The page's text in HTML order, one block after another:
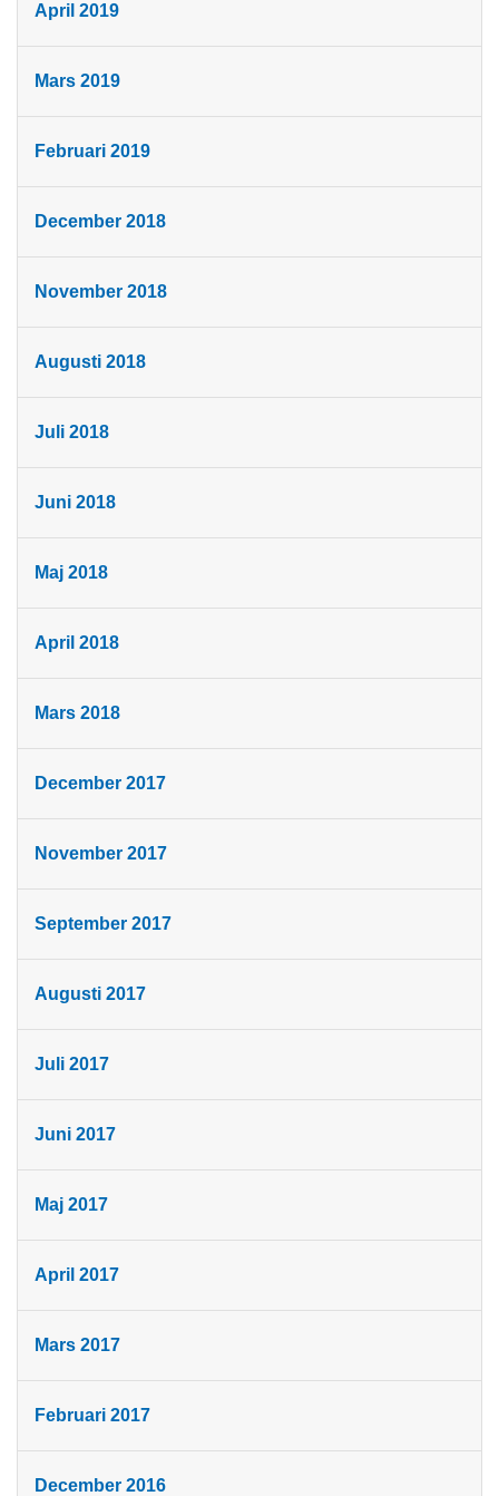
April 2019
Mars 2019
Februari 2019
December 2018
November 2018
Augusti 2018
Juli 2018
Juni 2018
Maj 2018
April 2018
Mars 2018
December 2017
November 2017
September 2017
Augusti 2017
Juli 2017
Juni 2017
Maj 2017
April 2017
Mars 2017
Februari 2017
December 2016